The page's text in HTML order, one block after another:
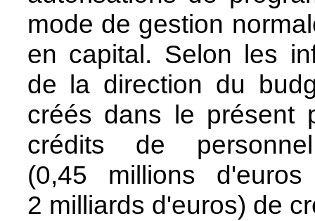
mode de gestion
en capital. Selon les
de la direction du
créés dans le présent
crédits de
(0,45 millions
2 milliards d'euros) de